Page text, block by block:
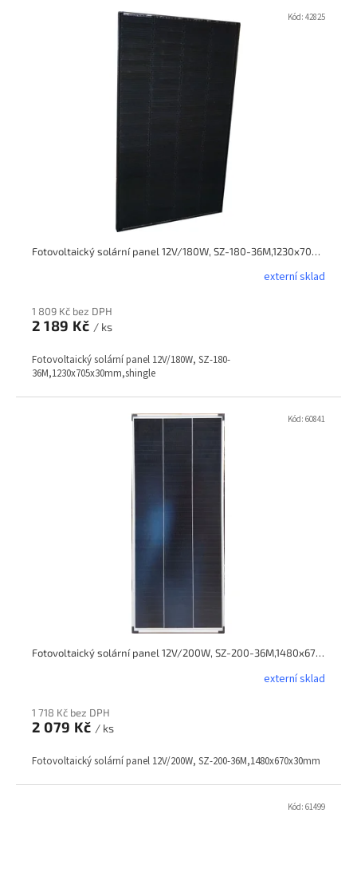
Fotovoltaický solární panel 12V/180W, SZ-180-36M,1230x705x30mm,shingle
externí sklad
1 809 Kč bez DPH
2 189 Kč / ks
Fotovoltaický solární panel 12V/180W, SZ-180-
36M,1230x705x30mm,shingle
Kód: 42825
Fotovoltaický solární panel 12V/200W, SZ-200-36M,1480x670x30mm
externí sklad
1 718 Kč bez DPH
2 079 Kč / ks
Fotovoltaický solární panel 12V/200W, SZ-200-36M,1480x670x30mm
Kód: 60841
Kód: 61499